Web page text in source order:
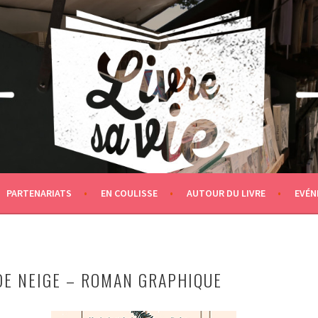
PARTENARIATS EN COULISSE AUTOUR DU LIVRE
NEIGE – ROMAN GRAPHIQUE